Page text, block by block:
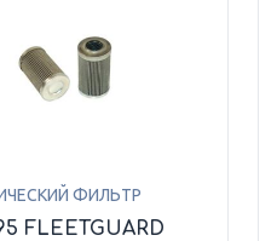
ФИЛЬТР
FLEETGUARD